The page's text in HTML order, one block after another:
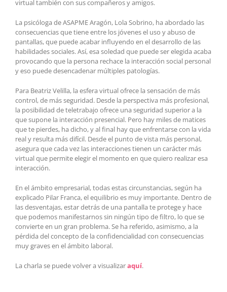
virtual también con sus compañeros y amigos.
La psicóloga de ASAPME Aragón, Lola Sobrino, ha abordado las
consecuencias que tiene entre los jóvenes el uso y abuso de
pantallas, que puede acabar influyendo en el desarrollo de las
habilidades sociales. Así, esa soledad que puede ser elegida acaba
provocando que la persona rechace la interacción social personal
y eso puede desencadenar múltiples patologías.
Para Beatriz Velilla, la esfera virtual ofrece la sensación de más
control, de más seguridad. Desde la perspectiva más profesional,
la posibilidad de teletrabajo ofrece una seguridad superior a la
que supone la interacción presencial. Pero hay miles de matices
que te pierdes, ha dicho, y al final hay que enfrentarse con la vida
real y resulta más difícil. Desde el punto de vista más personal,
asegura que cada vez las interacciones tienen un carácter más
virtual que permite elegir el momento en que quiero realizar esa
interacción.
En el ámbito empresarial, todas estas circunstancias, según ha
explicado Pilar Franca, el equilibrio es muy importante. Dentro de
las desventajas, estar detrás de una pantalla te protege y hace
que podemos manifestarnos sin ningún tipo de filtro, lo que se
convierte en un gran problema. Se ha referido, asimismo, a la
pérdida del concepto de la confidencialidad con consecuencias
muy graves en el ámbito laboral.
La charla se puede volver a visualizaraquí.